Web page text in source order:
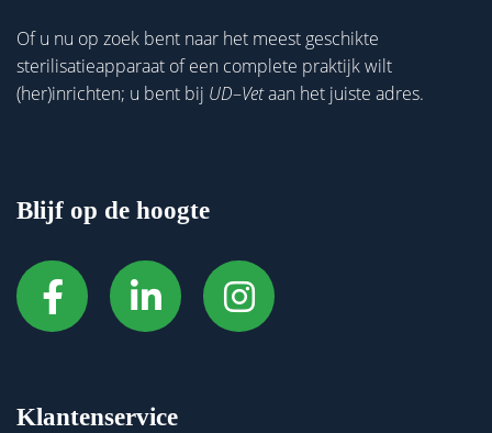
Of u nu op zoek bent naar het meest geschikte
sterilisatieapparaat of een complete praktijk wilt
(her)inrichten; u bent bij UD–Vetaan het juiste adres.
Blijf op de hoogte
Klantenservice